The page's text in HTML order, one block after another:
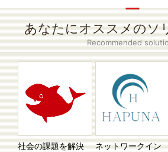
あなたにオススメのソ
Recommended
社会の課題を解決
ネットワークイン